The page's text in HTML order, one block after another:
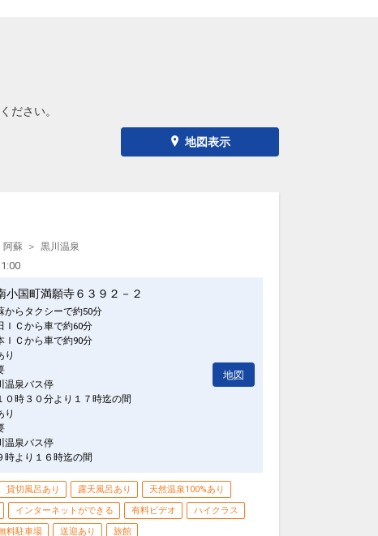
ださい。
地図表示
阿蘇 黒川温泉
小国町満願寺６３９２－２
からタクシーで約50分
ＩＣから車で約60分
ＩＣから車で約90分
り
温泉バス停
０時３０分より１７時迄の間
り
温泉バス停
時より１６時迄の間
地図
貸切風呂あり 露天風呂あり
天然温泉100%あり
インターネットができる 有料ビデオ
ハイクラス
料駐車場 送迎あり 旅館